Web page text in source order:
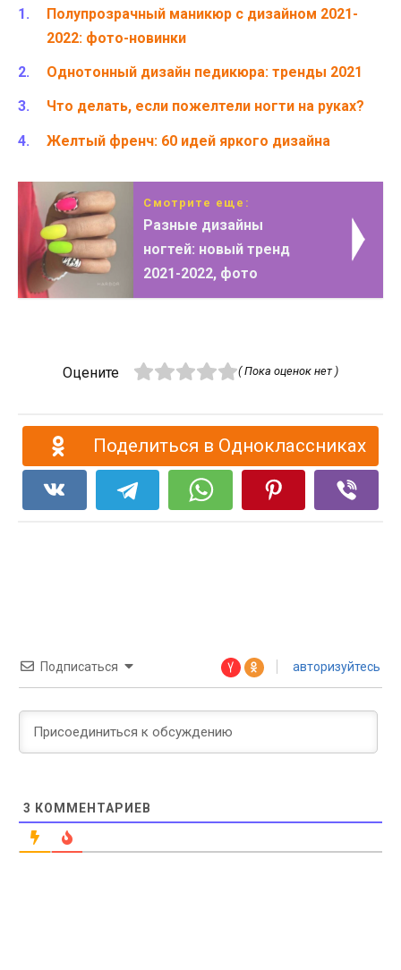
Полупрозрачный маникюр с дизайном 2021-
2022: фото-новинки
Однотонный дизайн педикюра: тренды 2021
Что делать, если пожелтели ногти на руках?
Желтый френч: 60 идей яркого дизайна
Смотрите еще:
Разные дизайны
ногтей: новый тренд
2021-2022, фото
Оцените ( Пока оценок нет )
Поделиться в Одноклассниках
Подписаться авторизуйтесь
3 КОММЕНТАРИЕВ